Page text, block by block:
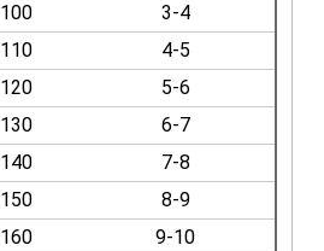
100
3-4
110
4-5
120
5-6
130
6-7
140
7-8
150
8-9
160
9-10